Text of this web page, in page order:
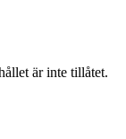
är inte tillåtet.